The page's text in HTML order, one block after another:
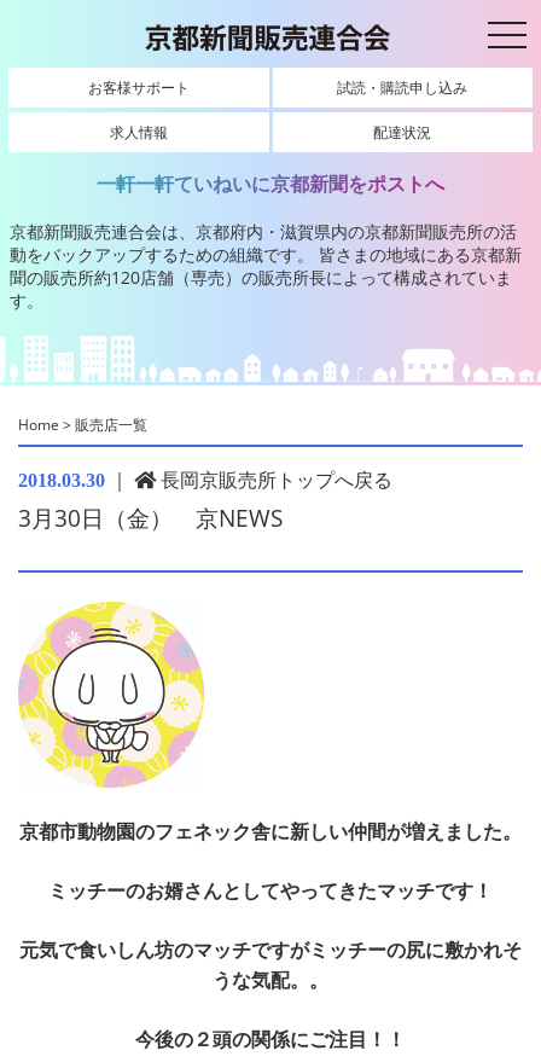
お客様サポート 試読・購読申し込み
求人情報 配達状況
一軒一軒ていねいに京都新聞をポストへ
京都新聞販売連合会は、京都府内・滋賀県内の京都新聞販売所の活
動をバックアップするための組織です。 皆さまの地域にある京都新
聞の販売所約120店舗（専売）の販売所長によって構成されていま
す。
Home >販売店一覧
2018.03.30 ｜ 長岡京販売所トップへ戻る
3月30日（金） 京NEWS
京都市動物園のフェネック舎に新しい仲間が増えました。
ミッチーのお婿さんとしてやってきたマッチです！
元気で食いしん坊のマッチですがミッチーの尻に敷かれそ
うな気配。。
今後の２頭の関係にご注目！！